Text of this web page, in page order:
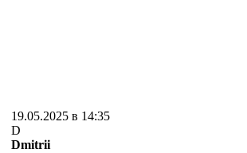
19.05.2025 в 14:35
D
Dmitrii